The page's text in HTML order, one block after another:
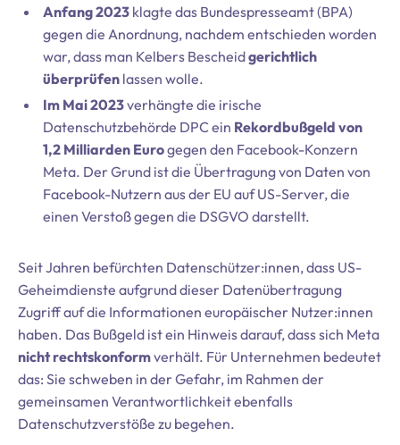
Anfang 2023 klagte das Bundespresseamt (BPA)
gegen die Anordnung, nachdem entschieden worden
war, dass man Kelbers Bescheidgerichtlich
überprüfen lassen wolle.
Im Mai 2023verhängte die irische
Datenschutzbehörde DPC ein Rekordbußgeld von
1,2 Milliarden Eurogegen den Facebook-Konzern
Meta. Der Grund ist die Übertragung von Daten von
Facebook-Nutzern aus der EU auf US-Server, die
einen Verstoß gegen die DSGVO darstellt.
Seit Jahren befürchten Datenschützer:innen, dass US-
Geheimdienste aufgrund dieser Datenübertragung
Zugriff auf die Informationen europäischer Nutzer:innen
haben. Das Bußgeld ist ein Hinweis darauf, dass sich Meta
nicht rechtskonformverhält. Für Unternehmen bedeutet
das: Sie schweben in der Gefahr, im Rahmen der
gemeinsamen Verantwortlichkeit ebenfalls
Datenschutzverstöße zu begehen.